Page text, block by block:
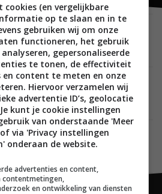
2015
& Wilkins CM8 S2, CMC S2 en
22 SEPTEMBER 2010
CM8 zuil luidspreker toe aan CM
2009
& Wilkins CM9 speakers
cookies (en vergelijkbare
op te slaan en in te
gebruiken wij om onze
functioneren, het gebruik
gepersonaliseerde
te tonen, de effectiviteit
content te meten en onze
Hiervoor verzamelen wij
advertentie ID’s, geolocatie
kunt je cookie instellingen
van onderstaande 'Meer
via 'Privacy instellingen
onderaan de website.
advertenties en content,
contentmetingen,
en ontwikkeling van diensten